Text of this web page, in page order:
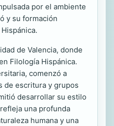
por el ambiente
y su formación
de Valencia, donde
Filología Hispánica.
comenzó a
de escritura y grupos
desarrollar su estilo
una profunda
humana y una